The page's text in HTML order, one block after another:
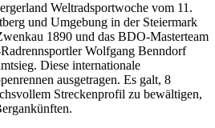
Weltradsportwoche vom 11.
und Umgebung in der Steiermark
1890 und das BDO-Masterteam
Wolfgang Benndorf
Diese internationale
ausgetragen. Es galt, 8
Streckenprofil zu bewältigen,